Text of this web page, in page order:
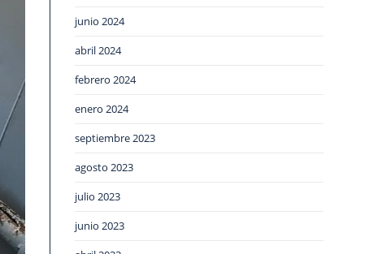
junio 2024
abril 2024
febrero 2024
enero 2024
septiembre 2023
agosto 2023
julio 2023
junio 2023